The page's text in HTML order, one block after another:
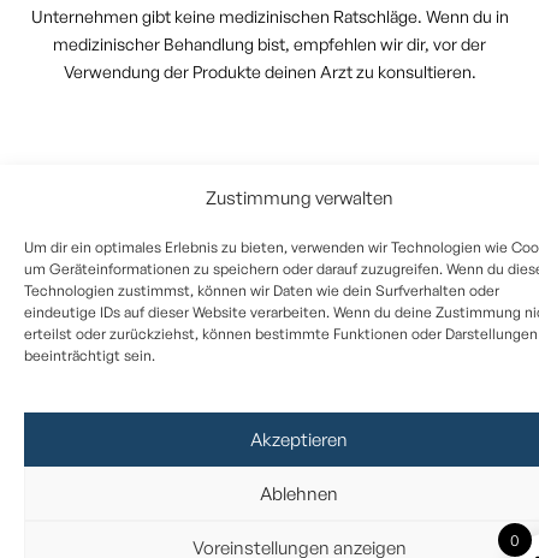
Zustimmung verwalten
Um dir ein optimales Erlebnis zu bieten, verwenden wir Technologien wie
um Geräteinformationen zu speichern oder darauf zuzugreifen. Wenn du
Technologien zustimmst, können wir Daten wie dein Surfverhalten oder
eindeutige IDs auf dieser Website verarbeiten. Wenn du deine Zustimmung
erteilst oder zurückziehst, können bestimmte Funktionen oder Darstellungen
beeinträchtigt sein.
Akzeptieren
Ablehnen
Voreinstellungen anzeigen
Unternehmen gibt keine medizinischen Ratschläge. Wenn du in
medizinischer Behandlung bist, empfehlen wir dir, vor der
Verwendung der Produkte deinen Arzt zu konsultieren.
0